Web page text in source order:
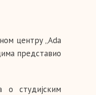
центру „Ada
представио
о студијским